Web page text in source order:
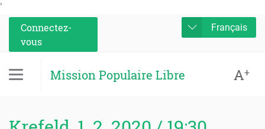
'
Connectez-
vous
Français
Mission Populaire Libre A+